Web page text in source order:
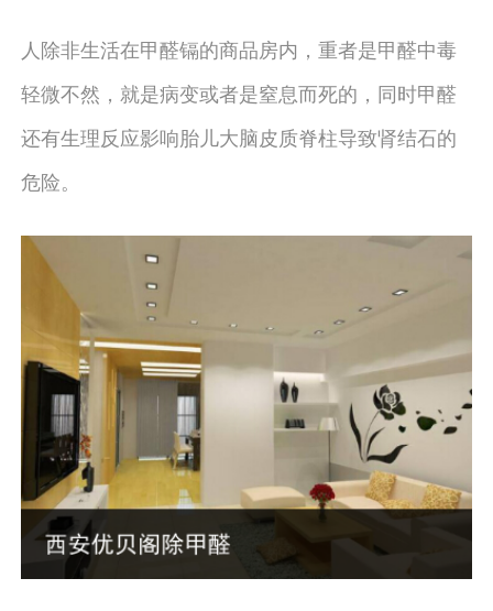
人除非生活在甲醛镉的商品房内，重者是甲醛中毒
轻微不然，就是病变或者是窒息而死的，同时甲醛
还有生理反应影响胎儿大脑皮质脊柱导致肾结石的
危险。